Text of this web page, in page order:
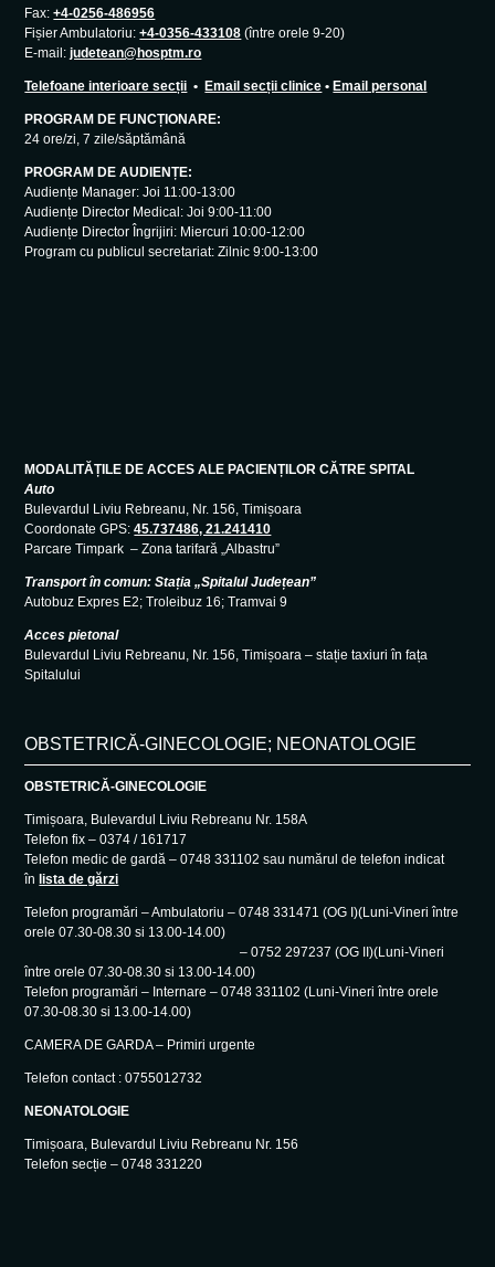
Fax:+4-0256-486956
Fișier Ambulatoriu:+4-0356-433108 (între orele 9-20)
E-mail:judetean@hosptm.ro
Telefoane interioare secții •Email secții clinice •Email personal
PROGRAM DE FUNCȚIONARE:
24 ore/zi, 7 zile/săptămână
PROGRAM DE AUDIENȚE:
Audiențe Manager: Joi 11:00-13:00
Audiențe Director Medical: Joi 9:00-11:00
Audiențe Director Îngrijiri: Miercuri 10:00-12:00
Program cu publicul secretariat: Zilnic 9:00-13:00
MODALITĂȚILE DE ACCES ALE PACIENȚILOR CĂTRE SPITAL
Auto
Bulevardul Liviu Rebreanu, Nr. 156, Timișoara
Coordonate GPS:45.737486, 21.241410
Parcare Timpark – Zona tarifară „Albastru”
Transport în comun: Stația „Spitalul Județean”
Autobuz Expres E2; Troleibuz 16; Tramvai 9
Acces pietonal
Bulevardul Liviu Rebreanu, Nr. 156, Timișoara – stație taxiuri în fața
Spitalului
OBSTETRICĂ-GINECOLOGIE; NEONATOLOGIE
OBSTETRICĂ-GINECOLOGIE
Timișoara, Bulevardul Liviu Rebreanu Nr. 158A
Telefon fix – 0374 / 161717
Telefon medic de gardă – 0748 331102 sau numărul de telefon indicat
în lista de gărzi
Telefon programări – Ambulatoriu – 0748 331471 (OG I)(Luni-Vineri între
orele 07.30-08.30 si 13.00-14.00)
– 0752 297237 (OG II)(Luni-Vineri
între orele 07.30-08.30 si 13.00-14.00)
Telefon programări – Internare – 0748 331102 (Luni-Vineri între orele
07.30-08.30 si 13.00-14.00)
CAMERA DE GARDA – Primiri urgente
Telefon contact : 0755012732
NEONATOLOGIE
Timișoara, Bulevardul Liviu Rebreanu Nr. 156
Telefon secție – 0748 331220